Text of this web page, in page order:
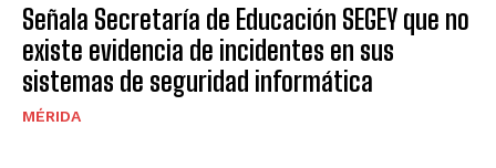
Señala Secretaría de Educación SEGEY que no
existe evidencia de incidentes en sus
sistemas de seguridad informática
MÉRIDA